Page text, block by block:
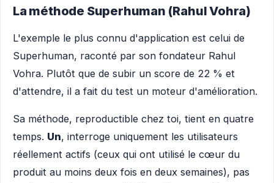
La méthode Superhuman (Rahul Vohra)
L'exemple le plus connu d'application est celui de
Superhuman, raconté par son fondateur Rahul
Vohra. Plutôt que de subir un score de 22 % et
d'attendre, il a fait du test un moteur d'amélioration.
Sa méthode, reproductible chez toi, tient en quatre
temps. Un, interroge uniquement les utilisateurs
réellement actifs (ceux qui ont utilisé le cœur du
produit au moins deux fois en deux semaines), pas